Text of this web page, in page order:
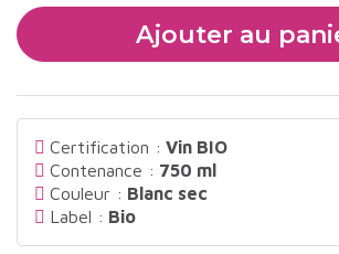
Ajouter au
Certification : Vin BIO
Contenance : 750 ml
Couleur : Blanc sec
Label : Bio